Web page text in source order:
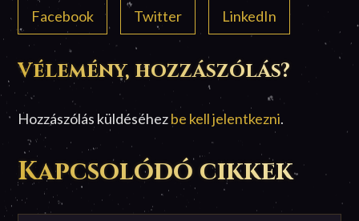
Facebook Twitter LinkedIn
Vélemény, hozzászólás?
Hozzászólás küldéséhezbe kell jelentkezni.
Kapcsolódó cikkek